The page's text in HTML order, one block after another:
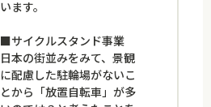
います。
■サイクルスタンド事業
日本の街並みをみて、景観
に配慮した駐輪場がないこ
とから「放置自転車」が多